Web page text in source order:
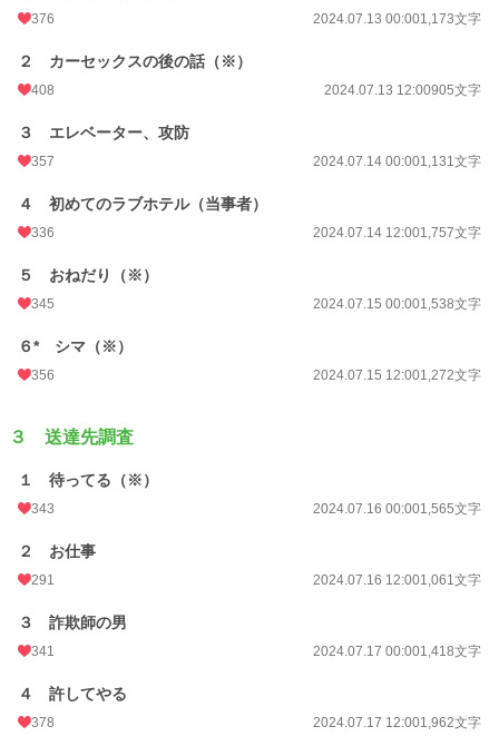
376 2024.07.13 00:001,173文字
２ カーセックスの後の話（※）
408 2024.07.13 12:00905文字
３ エレベーター、攻防
357 2024.07.14 00:001,131文字
４ 初めてのラブホテル（当事者）
336 2024.07.14 12:001,757文字
５ おねだり（※）
345 2024.07.15 00:001,538文字
６* シマ（※）
356 2024.07.15 12:001,272文字
３ 送達先調査
１ 待ってる（※）
343 2024.07.16 00:001,565文字
２ お仕事
291 2024.07.16 12:001,061文字
３ 詐欺師の男
341 2024.07.17 00:001,418文字
４ 許してやる
378 2024.07.17 12:001,962文字